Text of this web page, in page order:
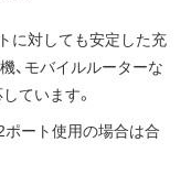
に対しても安定した充
、モバイルルーターな
ています。
ポート使用の場合は合